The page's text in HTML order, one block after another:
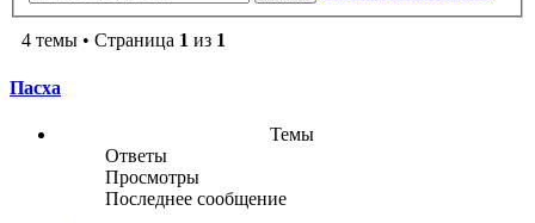
4 темы • Страница 1 из 1
Пасха
Темы
Ответы
Просмотры
Последнее сообщение